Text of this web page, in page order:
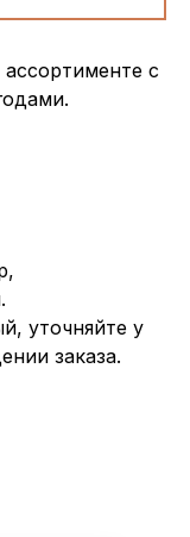
с
уточняйте у
заказа.